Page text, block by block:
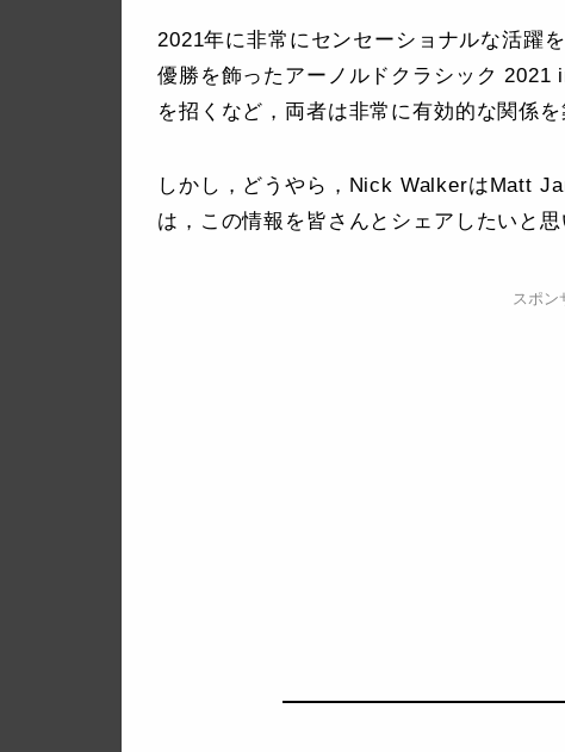
2021年に非常にセンセーショナルな活躍
優勝を飾ったアーノルドクラシック
を招くなど，両者は非常に有効的な関係
しかし，どうやら，Nick WalkerはMatt
は，この情報を皆さんとシェアしたいと思
スポン